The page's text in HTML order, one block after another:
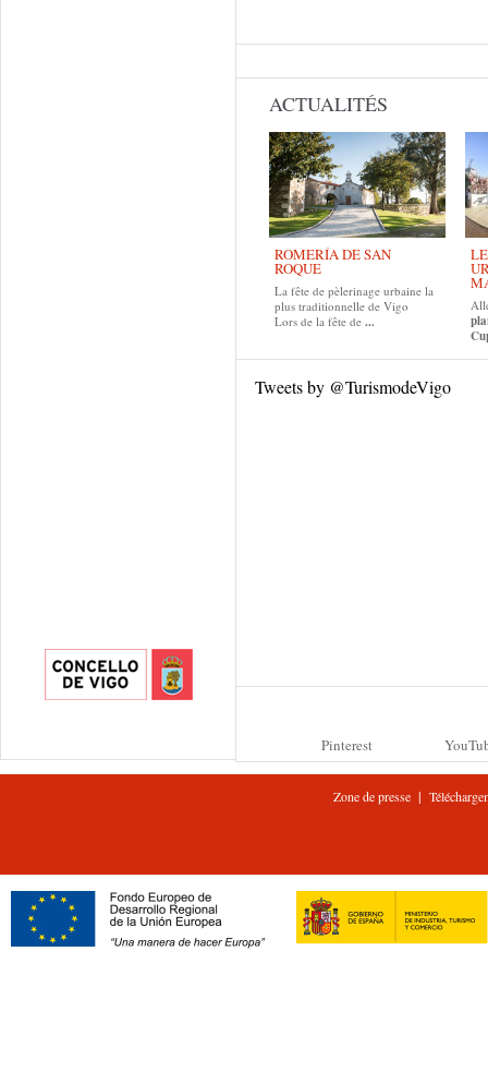
ACTUALITÉS
ROMERÍA DE SAN
ROQUE
La fête de pèlerinage urbaine la
plus traditionnelle de Vigo
Lors de la fête de ...
Tweets by @TurismodeVigo
Pinterest
Zone de presse |